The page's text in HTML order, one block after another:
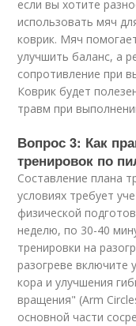
если вы хотите
использовать мяч
коврик. Мяч
улучшить баланс, а
сопротивление при
Коврик будет
травм при
Вопрос 3: Как
тренировок по
Составление плана
условиях требует
физической
неделю, по 30-40
тренировки на
разогреве включите
кора и улучшения
вращения" (Arm
основной части